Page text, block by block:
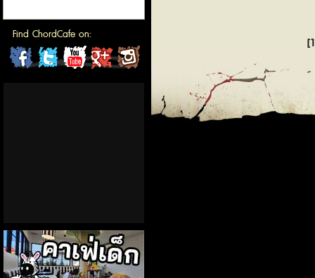
Find ChordCafe on:
ChordCafeChordCafeChordCafeChordCafe